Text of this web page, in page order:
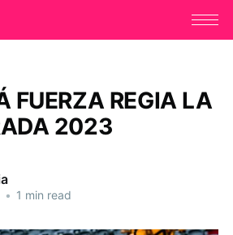
FUERZA REGIA LA
2023
• 1 min read